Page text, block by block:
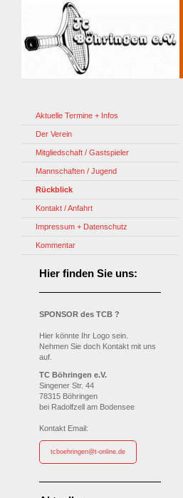
Aktuelle Termine + Infos
Der Verein
Mitgliedschaft / Gastspieler
Mannschaften / Jugend
Rückblick
Kontakt / Anfahrt
Impressum + Datenschutz
Kommentar
Hier finden Sie uns:
SPONSOR des TCB ?
Hier könnte Ihr Logo sein.
Nehmen Sie doch Kontakt mit uns
auf.
TC Böhringen e.V.
Singener Str. 44
78315 Böhringen
bei Radolfzell am Bodensee
Kontakt Email:
tcboehringen@t-online.de